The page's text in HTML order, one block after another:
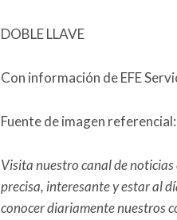
DOBLE LLAVE
Con información de EFE
Fuente de imagen
Visita nuestro canal de noticias
precisa, interesante y estar al
conocer diariamente nuestros